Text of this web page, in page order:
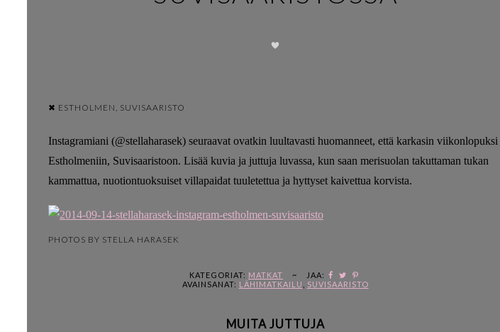
✖ ESTHOLMEN, SUVISAARISTO
Instagramiani (@stellaharasek) seuraavat ovatkin luultavasti huomanneet, että karkasin viikonlopuksi
Estholmeniin, Suvisaaristoon. Lisää kuvia ja juttuja luvassa, kun saan merisuolan takuttaman tukan
kammattua, nuotiontuoksuiset villapaidat tuuletettua ja hyttyset kaivettua korvista.
PHOTOS BY STELLA HARASEK
KATEGORIAT: MATKAT ~
JAA:
AVAINSANAT: LÄHIMATKAILU SUVISAARISTO
MUITA JUTTUJA